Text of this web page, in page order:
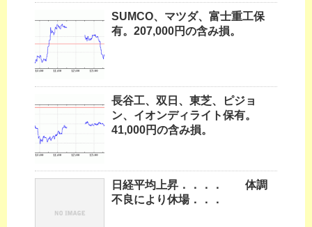
SUMCO、マツダ、富士重工保
有。207,000円の含み損。
長谷工、双日、東芝、ピジョ
ン、イオンディライト保有。
41,000円の含み損。
日経平均上昇．．．． 体調
不良により休場．．．